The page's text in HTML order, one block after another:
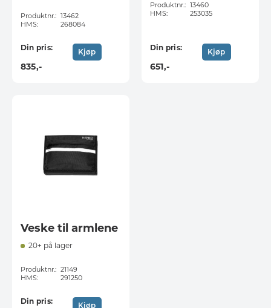
Produktnr.: 13462
HMS:
268084
Din pris:
835,-
Kjøp
Produktnr.: 13460
HMS:
253035
Din pris:
651,-
Kjøp
Veske til armlene
20+ på lager
Produktnr.: 21149
HMS:
291250
Din pris: Kjøp